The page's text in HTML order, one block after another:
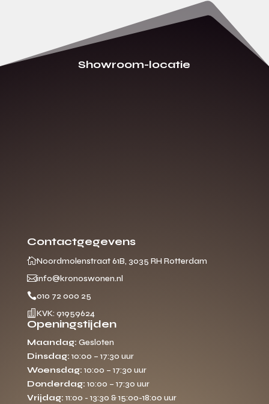
Showroom-locatie
Contactgegevens
Noordmolenstraat 61B, 3035 RH Rotterdam
info@kronoswonen.nl
010 72 000 25
 KVK: 91959624
Openingstijden
Maandag: Gesloten
Dinsdag: 10:00 – 17:30 uur
Woensdag: 10:00 – 17:30 uur
Donderdag: 10:00 – 17:30 uur
Vrijdag: 11:00 - 13:30 & 15:00-18:00 uur